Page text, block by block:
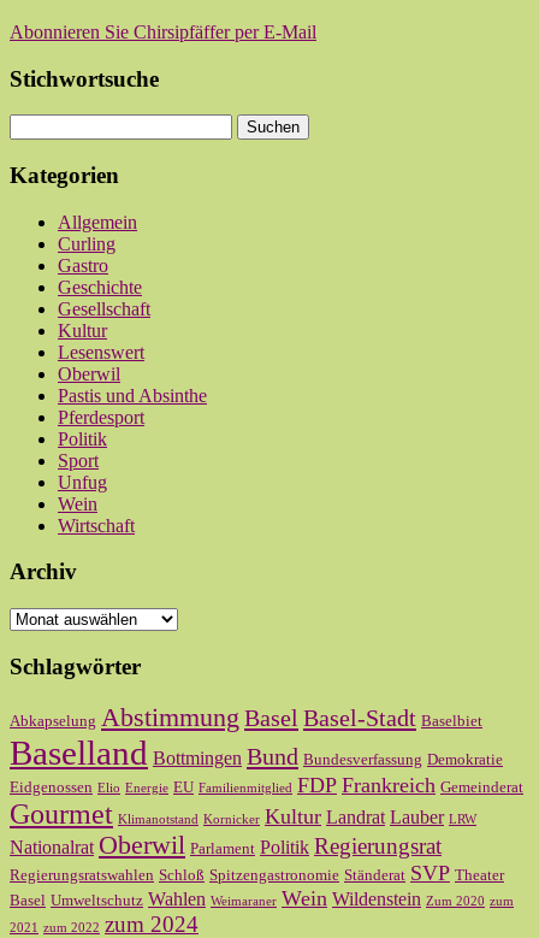
Abonnieren Sie Chirsipfäffer per E-Mail
Stichwortsuche
Kategorien
Allgemein
Curling
Gastro
Geschichte
Gesellschaft
Kultur
Lesenswert
Oberwil
Pastis und Absinthe
Pferdesport
Politik
Sport
Unfug
Wein
Wirtschaft
Archiv
Archiv
Schlagwörter
Abkapselung Abstimmung Basel Basel-Stadt Baselbiet
Baselland Bottmingen Bund Bundesverfassung Demokratie
Eidgenossen Elio Energie EU Familienmitglied FDP Frankreich Gemeinderat
Gourmet Klimanotstand Kornicker Kultur Landrat Lauber LRW
Nationalrat Oberwil Parlament Politik Regierungsrat
Regierungsratswahlen Schloß Spitzengastronomie Ständerat SVP Theater
Basel Umweltschutz Wahlen Weimaraner Wein Wildenstein Zum 2020 zum
2021
zum 2022 zum 2024